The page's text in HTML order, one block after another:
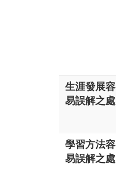
生涯發展容
易誤解之處
學習方法容
易誤解之處